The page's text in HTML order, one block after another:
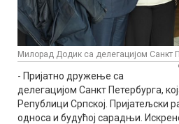
Милорад Додик са делегацијом Санкт
- Пријатно дружење са
делегацијом Санкт Петербурга,
Републици Српској. Пријатељски
односа и будућој сарадњи.